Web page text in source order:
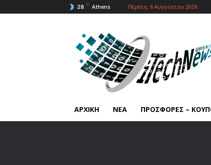
28 C Athens Πέμπτη, 6 Αυγούστου 2026
ΑΡΧΙΚΗ ΝΕΑ ΠΡΟΣΦΟΡΕΣ –